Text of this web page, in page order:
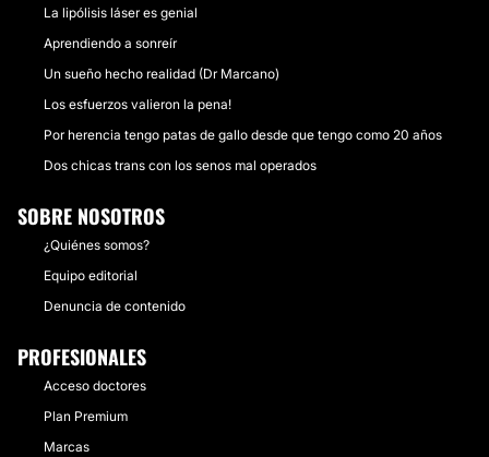
La lipólisis láser es genial
Aprendiendo a sonreír
Un sueño hecho realidad (Dr Marcano)
Los esfuerzos valieron la pena!
Por herencia tengo patas de gallo desde que tengo como 20 años
Dos chicas trans con los senos mal operados
SOBRE NOSOTROS
¿Quiénes somos?
Equipo editorial
Denuncia de contenido
PROFESIONALES
Acceso doctores
Plan Premium
Marcas